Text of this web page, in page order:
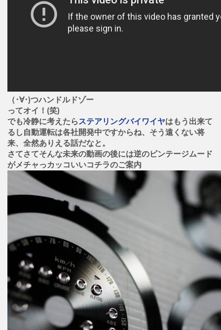
（･∀･)つハンドルドゾー
ってオイ！(笑)
でも冷静に考えたらステアリングバイワイヤはもう出来て
るし自動運転は各社開発中ですからね、そう遠くない将
来、全然ありえる話だなと。
さてさてそんな未来の動画の後には逆のビンテージムード
がメチャっカッコいいコチラのご案内